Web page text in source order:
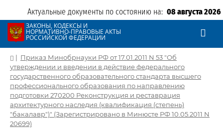
Актуальные документы по состоянию на: 08 августа 2026
ЗАКОНЫ, КОДЕКСЫ И
НОРМАТИВНО-ПРАВОВЫЕ АКТЫ
РОССИЙСКОЙ ФЕДЕРАЦИИ
| Приказ Минобрнауки РФ от 17.01.2011 N 53 "Об
утверждении и введении в действие федерального
государственного образовательного стандарта высшего
профессионального образования по направлению
подготовки 270200 Реконструкция и реставрация
архитектурного наследия (квалификация (степень)
"бакалавр")" (Зарегистрировано в Минюсте РФ 10.05.2011 N
20699)